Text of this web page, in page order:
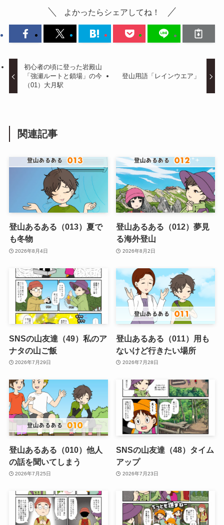
よかったらシェアしてね！
初心者の頃に登った岩殿山
「強瀬ルートと鎖場」の今
（01）大月駅
登山用語「レインウエア」
関連記事
登山あるある（013）夏で
も冬物
2026年8月4日
登山あるある（012）夢見
る海外登山
2026年8月2日
SNSの山友達（49）私のア
ナタの山ご飯
2026年7月29日
登山あるある（011）用も
ないけど行きたい場所
2026年7月28日
登山あるある（010）他人
の話を聞いてしまう
2026年7月25日
SNSの山友達（48）タイム
アップ
2026年7月23日